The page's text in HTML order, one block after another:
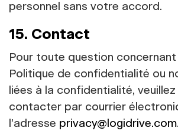
personnel sans votre accord.
15. Contact
Pour toute question
Politique de confidentialité ou
liées à la confidentialité, veuillez
contacter par courrier
l’adresse privacy@logidrive.com